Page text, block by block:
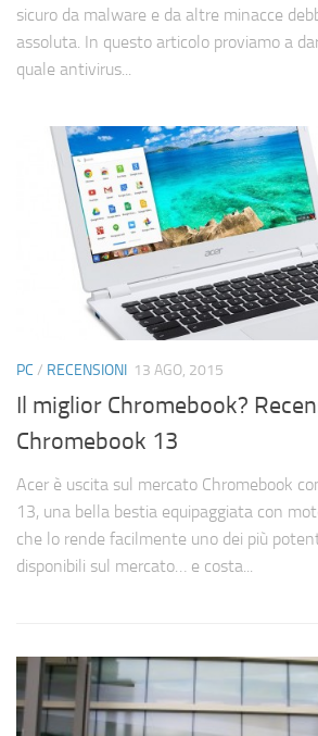
sicuro da malware e da altre minacce
assoluta. In questo articolo proviamo a
quale antivirus...
PC / RECENSIONI 13 AGO, 2015
Il miglior Chromebook?
Chromebook 13
Acer è uscita sul mercato Chromebook
13, una bella bestia equipaggiata con
che lo rende facilmente uno dei più
disponibili sul mercato… e costa...